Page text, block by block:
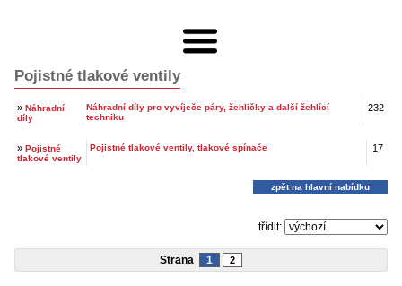
Pojistné tlakové ventily
» Náhradní
díly
Náhradní díly pro vyvíječe páry, žehličky a další žehlící
techniku
232
» Pojistné
tlakové ventily
Pojistné tlakové ventily, tlakové spínače 17
zpět na hlavní nabídku
třídit:
Strana 1 2